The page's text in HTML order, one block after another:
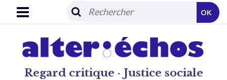
Regard critique · Justice sociale
OK